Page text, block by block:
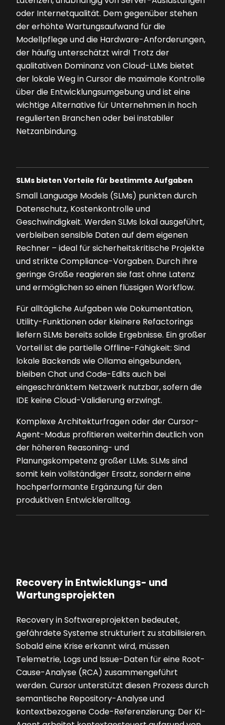
oder Internetqualität. Dem gegenüber stehen
der erhöhte Wartungsaufwand für die
Modellpflege und die Hardware-Anforderungen,
der häufig unterschätzt wird! Trotz der
qualitativen Dominanz von Cloud-LLMs bietet
der lokale Weg in Cursor die maximale Kontrolle
über die Entwicklungsumgebung und ist eine
wichtige Alternative für Unternehmen in hoch
regulierten Branchen oder bei instabiler
Netzanbindung.
SLMs bieten Vorteile für bestimmte Aufgaben
Small Language Models (SLMs) punkten durch
Datenschutz, Kostenkontrolle und
Geschwindigkeit. Werden SLMs lokal ausgeführt,
verbleiben sensible Daten auf dem eigenen
Rechner – ideal für sicherheitskritische Projekte
und strikte Compliance-Vorgaben. Durch ihre
geringe Größe reagieren sie fast ohne Latenz
und ermöglichen so einen flüssigen Workflow.
Für alltägliche Aufgaben wie Dokumentation,
Utility-Funktionen oder kleinere Refactorings
liefern SLMs bereits solide Ergebnisse. Ein großer
Vorteil ist die partielle Offline-Fähigkeit: Sind
lokale Backends wie Ollama eingebunden,
bleiben Chat und Code-Edits auch bei
eingeschränktem Netzwerk nutzbar, sofern die
IDE keine Cloud-Validierung erzwingt.
Komplexe Architekturfragen oder der Cursor-
Agent-Modus profitieren weiterhin deutlich von
der höheren Reasoning- und
Planungskompetenz großer LLMs. SLMs sind
somit kein vollständiger Ersatz, sondern eine
hochperformante Ergänzung für den
produktiven Entwickleralltag.
Recovery in Entwicklungs- und
Wartungsprojekten
Recovery in Softwareprojekten bedeutet,
gefährdete Systeme strukturiert zu stabilisieren.
Sobald eine Krise erkannt wird, müssen
Telemetrie, Logs und Issue-Daten für eine Root-
Cause-Analyse (RCA) zusammengeführt
werden. Cursor unterstützt diesen Prozess durch
semantische Repository-Analyse und
kontextbezogene Code-Referenzierung: Der KI-